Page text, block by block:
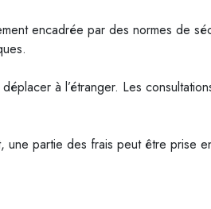
encadrée par des normes de
à l’étranger. Les
partie des frais peut être prise